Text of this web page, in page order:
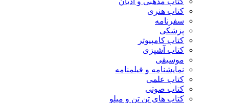
کتاب هنری
سفرنامه
پزشکی
کتاب کامپیوتر
کتاب آشپزی
موسیقی
نمایشنامه و فیلمنامه
کتاب علمی
کتاب صوتی
کتاب های تن تن و میلو